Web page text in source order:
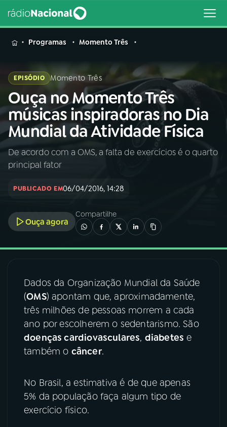
MENU
Buscar
na
Rádio
Nacional
Buscar
AO VIVO
INÍCIO
A RÁDIO
03PROGRAMAÇÃO
04PROGRAMAS
06VIDEOCASTS
07 ÚLTIMAS
Programas Momento Três
EPISÓDIO Momento Três
Ouça no Momento Três
músicas inspiradoras no Dia
Mundial da Atividade Física
De acordo com a OMS, a falta de exercícios é o quarto
principal fator
PUBLICADO EM06/04/2016, 14:28
Ouça agora
Compartilhe
Dados da Organização Mundial da Saúde
(OMS) apontam que, aproximadamente,
três milhões de pessoas morrem a cada
ano por escolherem o sedentarismo. São
doenças cardiovasculares, diabetes e
também o câncer.
No Brasil, a estimativa é de que apenas
5% da população faça algum tipo de
exercício físico.